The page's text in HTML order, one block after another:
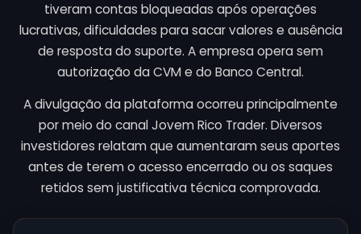
tiveram contas bloqueadas após operações
lucrativas, dificuldades para sacar valores e ausência
de resposta do suporte. A empresa opera sem
autorização da CVM e do Banco Central.
A divulgação da plataforma ocorreu principalmente
por meio do canal Jovem Rico Trader. Diversos
investidores relatam que aumentaram seus aportes
antes de terem o acesso encerrado ou os saques
retidos sem justificativa técnica comprovada.